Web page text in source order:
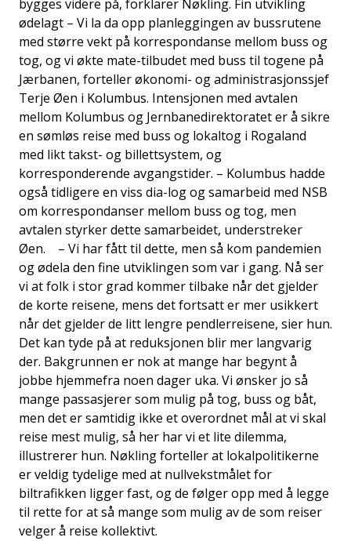
bygges videre på, forklarer Nøkling. Fin utvikling
ødelagt – Vi la da opp planleggingen av bussrutene
med større vekt på korrespondanse mellom buss og
tog, og vi økte mate-tilbudet med buss til togene på
Jærbanen, forteller økonomi- og administrasjonssjef
Terje Øen i Kolumbus. Intensjonen med avtalen
mellom Kolumbus og Jernbanedirektoratet er å sikre
en sømløs reise med buss og lokaltog i Rogaland
med likt takst- og billettsystem, og
korresponderende avgangstider. – Kolumbus hadde
også tidligere en viss dia-log og samarbeid med NSB
om korrespondanser mellom buss og tog, men
avtalen styrker dette samarbeidet, understreker
Øen. – Vi har fått til dette, men så kom pandemien
og ødela den fine utviklingen som var i gang. Nå ser
vi at folk i stor grad kommer tilbake når det gjelder
de korte reisene, mens det fortsatt er mer usikkert
når det gjelder de litt lengre pendlerreisene, sier hun.
Det kan tyde på at reduksjonen blir mer langvarig
der. Bakgrunnen er nok at mange har begynt å
jobbe hjemmefra noen dager uka. Vi ønsker jo så
mange passasjerer som mulig på tog, buss og båt,
men det er samtidig ikke et overordnet mål at vi skal
reise mest mulig, så her har vi et lite dilemma,
illustrerer hun. Nøkling forteller at lokalpolitikerne
er veldig tydelige med at nullvekstmålet for
biltrafikken ligger fast, og de følger opp med å legge
til rette for at så mange som mulig av de som reiser
velger å reise kollektivt.